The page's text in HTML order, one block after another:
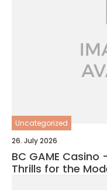
Uncategorized
26. July 2026
BC GAME
Thrills for the